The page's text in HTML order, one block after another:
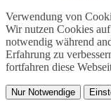
Verwendung von
Wir nutzen Cookies
notwendig während
Erfahrung zu
fortfahren diese
Nur Notwendige